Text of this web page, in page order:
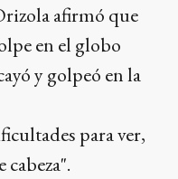
afirmó que
en el globo
y golpeó en la
para ver,